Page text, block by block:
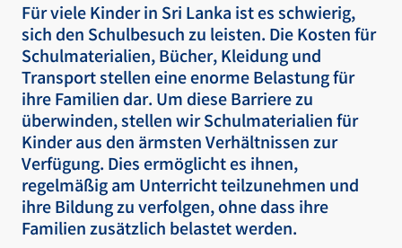
Für viele Kinder in Sri Lanka ist es schwierig,
sich den Schulbesuch zu leisten. Die Kosten für
Schulmaterialien, Bücher, Kleidung und
Transport stellen eine enorme Belastung für
ihre Familien dar. Um diese Barriere zu
überwinden, stellen wir Schulmaterialien für
Kinder aus den ärmsten Verhältnissen zur
Verfügung. Dies ermöglicht es ihnen,
regelmäßig am Unterricht teilzunehmen und
ihre Bildung zu verfolgen, ohne dass ihre
Familien zusätzlich belastet werden.